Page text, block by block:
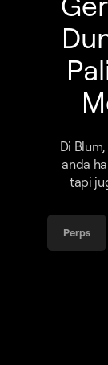
Di
anda
tapi
Perps